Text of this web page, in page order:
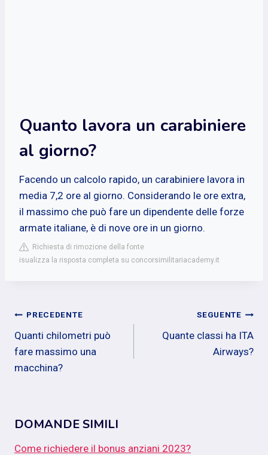
Quanto lavora un carabiniere
al giorno?
Facendo un calcolo rapido, un carabiniere lavora in
media 7,2 ore al giorno. Considerando le ore extra,
il massimo che può fare un dipendente delle forze
armate italiane, è di nove ore in un giorno.
Richiesta di rimozione della fonte
isualizza la risposta completa su concorsimilitariacademy.it
Navigazione
articoli
PRECEDENTE
Quanti chilometri può
fare massimo una
macchina?
SEGUENTE
Quante classi ha ITA
Airways?
DOMANDE SIMILI
Come richiedere il bonus anziani 2023?